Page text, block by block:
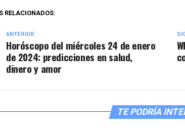
RELACIONADOS:
ANTERIOR
Horóscopo del miércoles 24 de enero
de 2024: predicciones en salud,
dinero y amor
TE PODRÍA